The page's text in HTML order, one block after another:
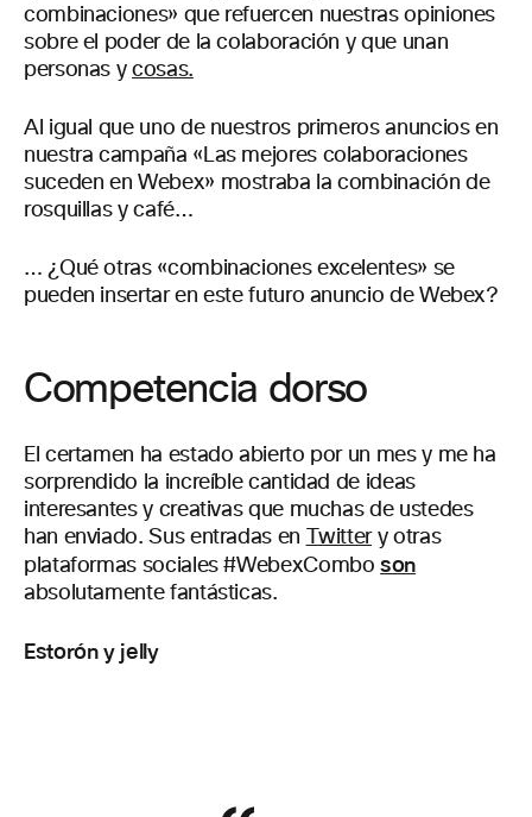
combinaciones» que refuercen nuestras opiniones
sobre el poder de la colaboración y que unan
personas ycosas.
Al igual que uno de nuestros primeros anuncios en
nuestra campaña «Las mejores colaboraciones
suceden en Webex» mostraba la combinación de
rosquillas y café…
… ¿Qué otras «combinaciones excelentes» se
pueden insertar en este futuro anuncio de Webex?
Competencia dorso
El certamen ha estado abierto por un mes y me ha
sorprendido la increíble cantidad de ideas
interesantes y creativas que muchas de ustedes
han enviado. Sus entradas en
Twittery otras
plataformas sociales #WebexComboson
absolutamente fantásticas.
Estorón y jelly